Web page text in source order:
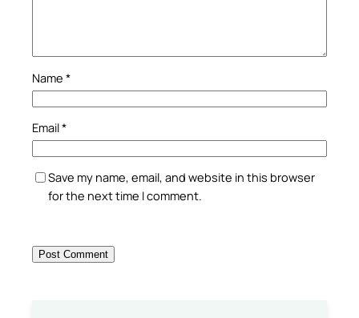
Name *
Email*
Save my name, email, and website in this browser
for the next time I comment.